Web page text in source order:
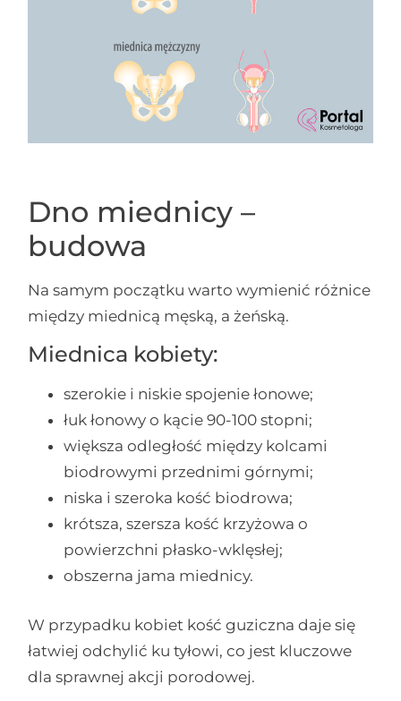
Dno miednicy –
budowa
Na samym początku warto wymienić różnice
między miednicą męską, a żeńską.
Miednica kobiety:
szerokie i niskie spojenie łonowe;
łuk łonowy o kącie 90-100 stopni;
większa odległość między kolcami
biodrowymi przednimi górnymi;
niska i szeroka kość biodrowa;
krótsza, szersza kość krzyżowa o
powierzchni płasko-wklęsłej;
obszerna jama miednicy.
W przypadku kobiet kość guziczna daje się
łatwiej odchylić ku tyłowi, co jest kluczowe
dla sprawnej akcji porodowej.